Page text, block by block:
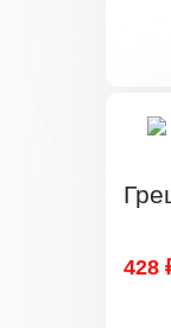
428